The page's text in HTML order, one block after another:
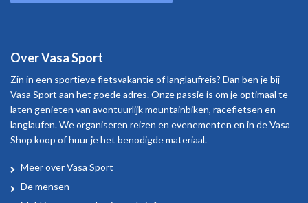
Over Vasa Sport
Zin in een sportieve fietsvakantie of langlaufreis? Dan ben je bij
Vasa Sport aan het goede adres. Onze passie is om je optimaal te
laten genieten van avontuurlijk mountainbiken, racefietsen en
langlaufen. We organiseren reizen en evenementen en in de Vasa
Shop koop of huur je het benodigde materiaal.
Over
Meer over Vasa Sport
De mensen